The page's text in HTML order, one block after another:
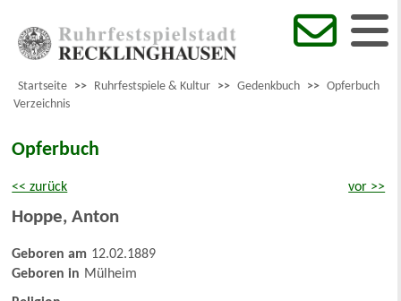
Startseite >> Ruhrfestspiele & Kultur >> Gedenkbuch >> Opferbuch
Verzeichnis
Opferbuch
<< zurück vor >>
Hoppe, Anton
Geboren am 12.02.1889
Geboren in Mülheim